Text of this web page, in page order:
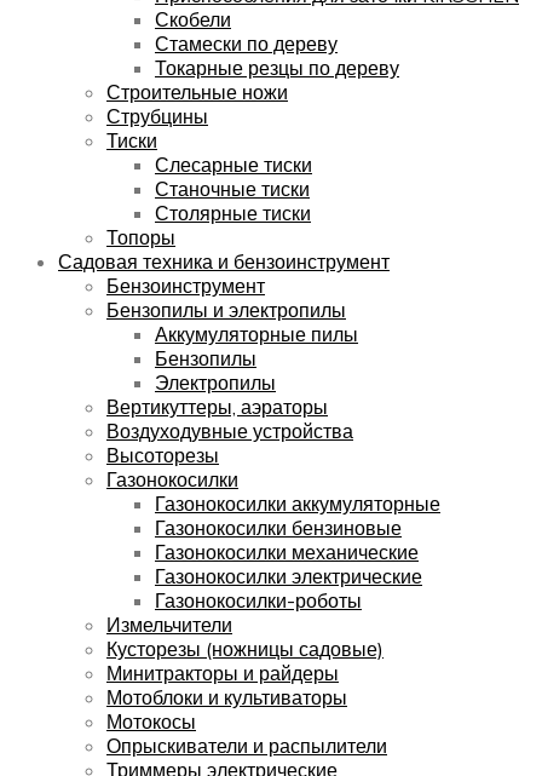
Скобели
Стамески по дереву
Токарные резцы по дереву
Строительные ножи
Струбцины
Тиски
Слесарные тиски
Станочные тиски
Столярные тиски
Топоры
Садовая техника и бензоинструмент
Бензоинструмент
Бензопилы и электропилы
Аккумуляторные пилы
Бензопилы
Электропилы
Вертикуттеры, аэраторы
Воздуходувные устройства
Высоторезы
Газонокосилки
Газонокосилки аккумуляторные
Газонокосилки бензиновые
Газонокосилки механические
Газонокосилки электрические
Газонокосилки-роботы
Измельчители
Кусторезы (ножницы садовые)
Минитракторы и райдеры
Мотоблоки и культиваторы
Мотокосы
Опрыскиватели и распылители
Триммеры электрические